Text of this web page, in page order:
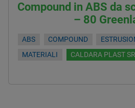
Compound in ABS da
– 80
ABS COMPOUND
MATERIALI
CALDARA PLAST